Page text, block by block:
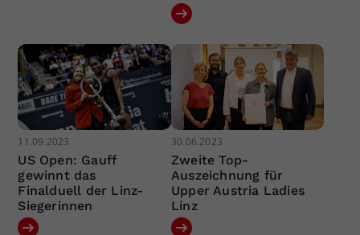
11.09.2023
US Open: Gauff
gewinnt das
Finalduell der Linz-
Siegerinnen
30.06.2023
Zweite Top-
Auszeichnung für
Upper Austria Ladies
Linz